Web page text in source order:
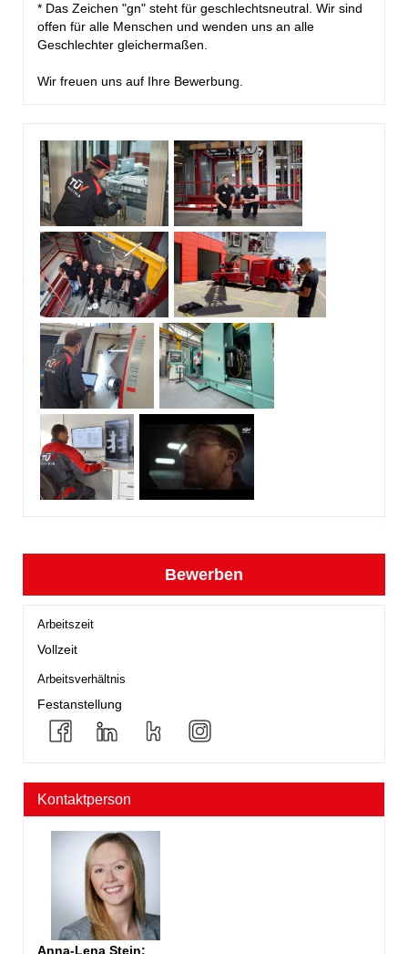
* Das Zeichen "gn" steht für geschlechtsneutral. Wir sind
offen für alle Menschen und wenden uns an alle
Geschlechter gleichermaßen.
Wir freuen uns auf Ihre Bewerbung.
Bewerben
Arbeitszeit
Vollzeit
Arbeitsverhältnis
Festanstellung
Kontaktperson
Anna-Lena Stein: